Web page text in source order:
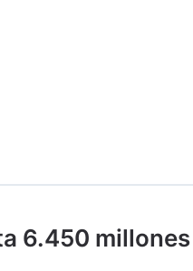
6.450 millones